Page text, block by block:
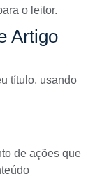
o leitor.
Artigo
título, usando
de ações que